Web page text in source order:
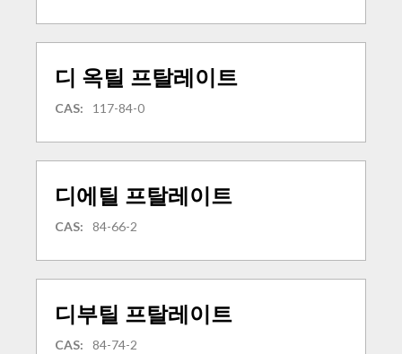
디 옥틸 프탈레이트
CAS: 117-84-0
디에틸 프탈레이트
CAS: 84-66-2
디부틸 프탈레이트
CAS: 84-74-2